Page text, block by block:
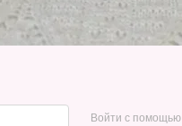
Войти с помощью